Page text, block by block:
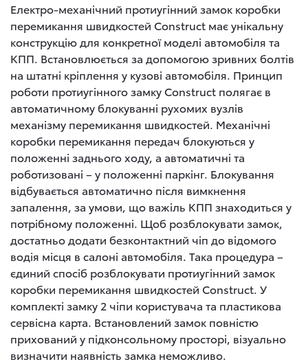
Електро-механічний протиугінний замок коробки
перемикання швидкостей Construct має унікальну
конструкцію для конкретної моделі автомобіля та
КПП. Встановлюється за допомогою зривних болтів
на штатні кріплення у кузові автомобіля. Принцип
роботи протиугінного замку Construct полягає в
автоматичному блокуванні рухомих вузлів
механізму перемикання швидкостей. Механічні
коробки перемикання передач блокуються у
положенні заднього ходу, а автоматичні та
роботизовані – у положенні паркінг. Блокування
відбувається автоматично після вимкнення
запалення, за умови, що важіль КПП знаходиться у
потрібному положенні. Щоб розблокувати замок,
достатньо додати безконтактний чіп до відомого
водія місця в салоні автомобіля. Така процедура –
єдиний спосіб розблокувати протиугінний замок
коробки перемикання швидкостей Construct. У
комплекті замку 2 чіпи користувача та пластикова
сервісна карта. Встановлений замок повністю
прихований у підконсольному просторі, візуально
визначити наявність замка неможливо.